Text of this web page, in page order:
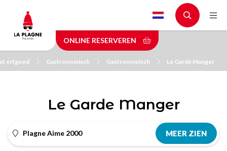
main
content
ONLINE RESERVEREN
erfgoed Gastronomisch Gastronomisch Le Garde Manger
Le Garde Manger
Plagne Aime 2000 MEER ZIEN